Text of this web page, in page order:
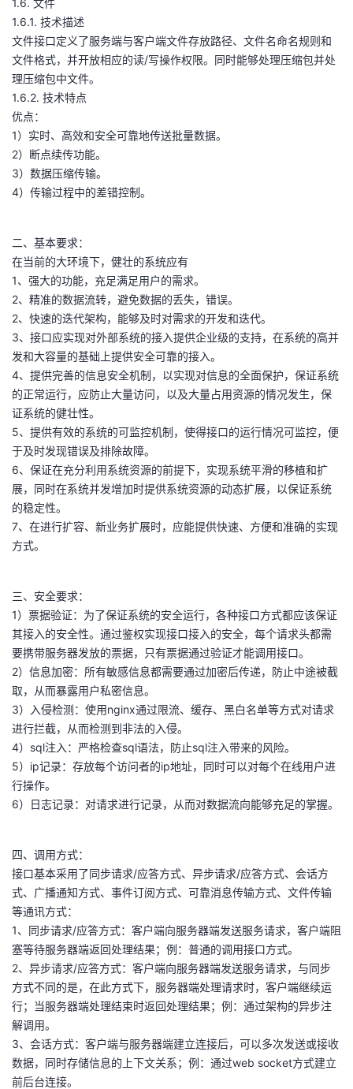
1.6. 文件
1.6.1. 技术描述
文件接口定义了服务端与客户端文件存放路径、文件名命名规则和
文件格式，并开放相应的读/写操作权限。同时能够处理压缩包并处
理压缩包中文件。
1.6.2. 技术特点
优点：
1）实时、高效和安全可靠地传送批量数据。
2）断点续传功能。
3）数据压缩传输。
4）传输过程中的差错控制。
二、基本要求：
在当前的大环境下，健壮的系统应有
1、强大的功能，充足满足用户的需求。
2、精准的数据流转，避免数据的丢失，错误。
2、快速的迭代架构，能够及时对需求的开发和迭代。
3、接口应实现对外部系统的接入提供企业级的支持，在系统的高并
发和大容量的基础上提供安全可靠的接入。
4、提供完善的信息安全机制，以实现对信息的全面保护，保证系统
的正常运行，应防止大量访问，以及大量占用资源的情况发生，保
证系统的健壮性。
5、提供有效的系统的可监控机制，使得接口的运行情况可监控，便
于及时发现错误及排除故障。
6、保证在充分利用系统资源的前提下，实现系统平滑的移植和扩
展，同时在系统并发增加时提供系统资源的动态扩展，以保证系统
的稳定性。
7、在进行扩容、新业务扩展时，应能提供快速、方便和准确的实现
方式。
三、安全要求：
1）票据验证：为了保证系统的安全运行，各种接口方式都应该保证
其接入的安全性。通过鉴权实现接口接入的安全，每个请求头都需
要携带服务器发放的票据，只有票据通过验证才能调用接口。
2）信息加密：所有敏感信息都需要通过加密后传递，防止中途被截
取，从而暴露用户私密信息。
3）入侵检测：使用nginx通过限流、缓存、黑白名单等方式对请求
进行拦截，从而检测到非法的入侵。
4）sql注入：严格检查sql语法，防止sql注入带来的风险。
5）ip记录：存放每个访问者的ip地址，同时可以对每个在线用户进
行操作。
6）日志记录：对请求进行记录，从而对数据流向能够充足的掌握。
四、调用方式：
接口基本采用了同步请求/应答方式、异步请求/应答方式、会话方
式、广播通知方式、事件订阅方式、可靠消息传输方式、文件传输
等通讯方式：
1、同步请求/应答方式：客户端向服务器端发送服务请求，客户端阻
塞等待服务器端返回处理结果；例：普通的调用接口方式。
2、异步请求/应答方式：客户端向服务器端发送服务请求，与同步
方式不同的是，在此方式下，服务器端处理请求时，客户端继续运
行；当服务器端处理结束时返回处理结果；例：通过架构的异步注
解调用。
3、会话方式：客户端与服务器端建立连接后，可以多次发送或接收
数据，同时存储信息的上下文关系；例：通过web socket方式建立
前后台连接。